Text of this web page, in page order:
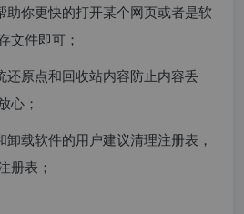
助你更快的打开某个网页或者是软
文件即可；
还原点和回收站内容防止内容丢
心；
载软件的用户建议清理注册表，
册表；